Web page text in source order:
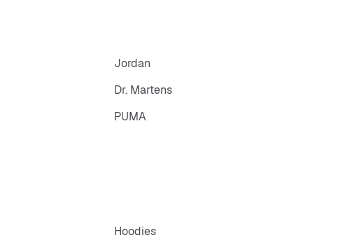
Jordan
Dr. Martens
PUMA
Hoodies